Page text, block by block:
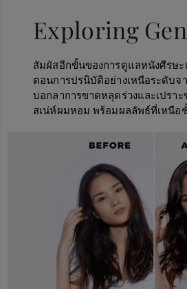
Exploring
สัมผัสอีกขั้นของการดูแลหนังศีรษะ
ตอนการปรนิบัติอย่างเหนือระดับจ
บอกลาการขาดหลุดร่วงและเปรา
สเน่ห์ผมหอม พร้อมผลลัพธ์ที่เหนือ